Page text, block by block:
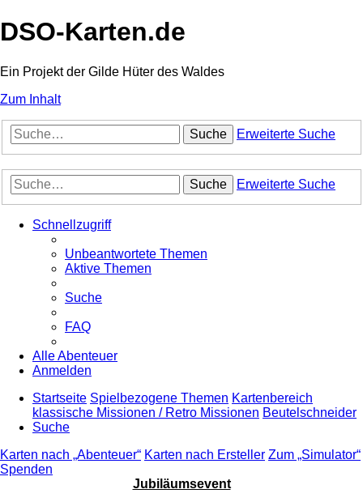
DSO-Karten.de
Ein Projekt der Gilde Hüter des Waldes
Zum Inhalt
Suche Erweiterte Suche
Suche Erweiterte Suche
Schnellzugriff
Unbeantwortete Themen
Aktive Themen
Suche
FAQ
Alle Abenteuer
Anmelden
Startseite Spielbezogene Themen Kartenbereich
klassische Missionen / Retro Missionen Beutelschneider
Suche
Karten nach „Abenteuer“ Karten nach Ersteller Zum „Simulator“
Spenden
Jubiläumsevent